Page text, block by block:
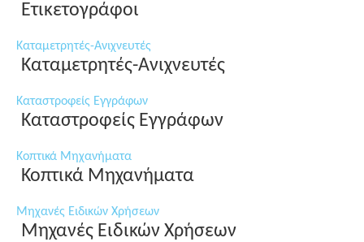
Ετικετογράφοι
Καταμετρητές-Ανιχνευτές
Καταμετρητές-Ανιχνευτές
Καταστροφείς Εγγράφων
Καταστροφείς Εγγράφων
Κοπτικά Μηχανήματα
Κοπτικά Μηχανήματα
Μηχανές Ειδικών Χρήσεων
Μηχανές Ειδικών Χρήσεων